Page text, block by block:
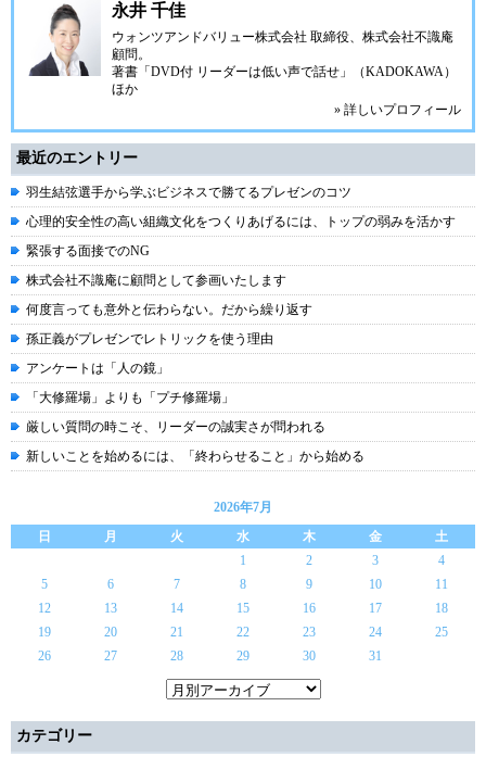
永井 千佳
ウォンツアンドバリュー株式会社 取締役、株式会社不識庵
顧問。
著書「DVD付 リーダーは低い声で話せ」（KADOKAWA）
ほか
» 詳しいプロフィール
最近のエントリー
羽生結弦選手から学ぶビジネスで勝てるプレゼンのコツ
心理的安全性の高い組織文化をつくりあげるには、トップの弱みを活かす
緊張する面接でのNG
株式会社不識庵に顧問として参画いたします
何度言っても意外と伝わらない。だから繰り返す
孫正義がプレゼンでレトリックを使う理由
アンケートは「人の鏡」
「大修羅場」よりも「プチ修羅場」
厳しい質問の時こそ、リーダーの誠実さが問われる
新しいことを始めるには、「終わらせること」から始める
2026年7月
日
月 火 水 木 金
土
1
2 3
4
5
6 7 8 9 10
11
12
13 14 15 16 17
18
19
20 21 22 23 24
25
26
27 28 29 30 31
カテゴリー